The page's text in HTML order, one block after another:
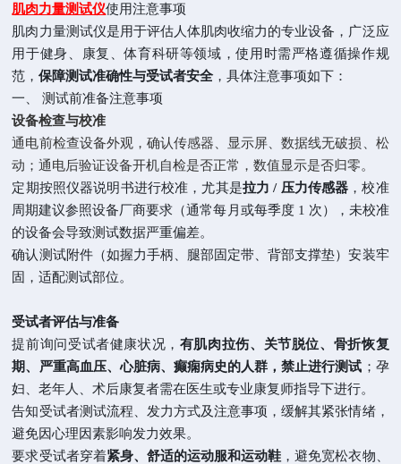
肌肉力量测试仪使用注意事项
肌肉力量测试仪是用于评估人体肌肉收缩力的专业设备，广泛应
用于健身、康复、体育科研等领域，使用时需严格遵循操作规
范，保障测试准确性与受试者安全，具体注意事项如下：
一、 测试前准备注意事项
设备检查与校准
通电前检查设备外观，确认传感器、显示屏、数据线无破损、松
动；通电后验证设备开机自检是否正常，数值显示是否归零。
定期按照仪器说明书进行校准，尤其是拉力 / 压力传感器 ，校准
周期建议参照设备厂商要求（通常每月或每季度 1 次），未校准
的设备会导致测试数据严重偏差。
确认测试附件（如握力手柄、腿部固定带、背部支撑垫）安装牢
固，适配测试部位。
受试者评估与准备
提前询问受试者健康状况， 有肌肉拉伤、关节脱位、骨折恢复
期、严重高血压、心脏病、癫痫病史的人群，禁止进行测试 ；孕
妇、老年人、术后康复者需在医生或专业康复师指导下进行。
告知受试者测试流程、发力方式及注意事项，缓解其紧张情绪，
避免因心理因素影响发力效果。
要求受试者穿着紧身、舒适的运动服和运动鞋 ，避免宽松衣物、